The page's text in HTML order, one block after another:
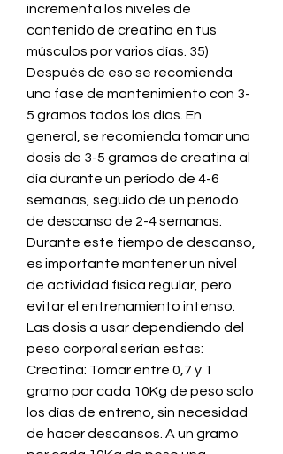
incrementa los niveles de
contenido de creatina en tus
músculos por varios días. 35)
Después de eso se recomienda
una fase de mantenimiento con 3-
5 gramos todos los días. En
general, se recomienda tomar una
dosis de 3-5 gramos de creatina al
día durante un período de 4-6
semanas, seguido de un período
de descanso de 2-4 semanas.
Durante este tiempo de descanso,
es importante mantener un nivel
de actividad física regular, pero
evitar el entrenamiento intenso.
Las dosis a usar dependiendo del
peso corporal serían estas:
Creatina: Tomar entre 0,7 y 1
gramo por cada 10Kg de peso solo
los días de entreno, sin necesidad
de hacer descansos. A un gramo